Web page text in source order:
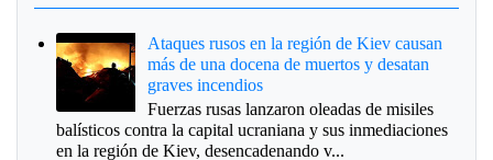
Ataques rusos en la región de Kiev causan
más de una docena de muertos y desatan
graves incendios
Fuerzas rusas lanzaron oleadas de misiles
balísticos contra la capital ucraniana y sus inmediaciones
en la región de Kiev, desencadenando v...